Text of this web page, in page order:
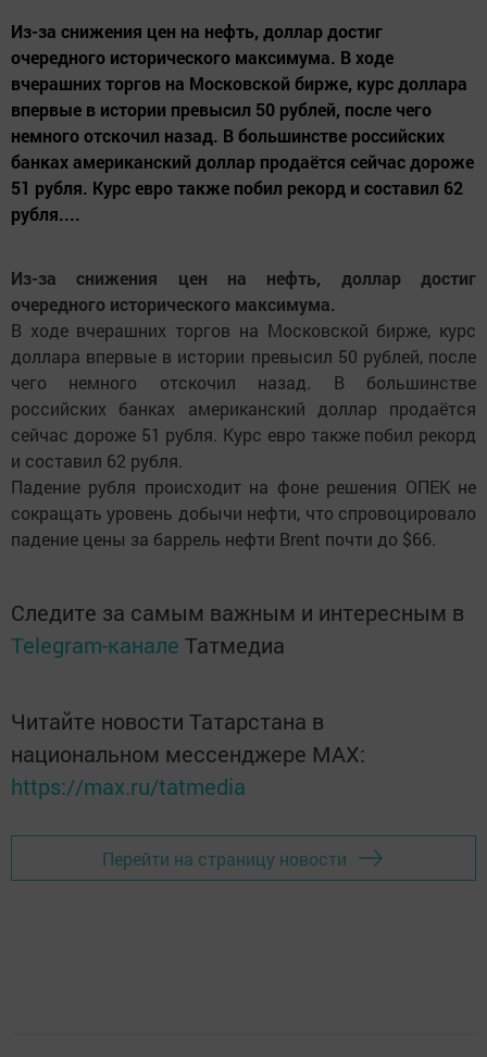
Из-за снижения цен на нефть, доллар достиг
очередного исторического максимума. В ходе
вчерашних торгов на Московской бирже, курс доллара
впервые в истории превысил 50 рублей, после чего
немного отскочил назад. В большинстве российских
банках американский доллар продаётся сейчас дороже
51 рубля. Курс евро также побил рекорд и составил 62
рубля....
Из-за снижения цен на нефть, доллар достиг
очередного исторического максимума.
В ходе вчерашних торгов на Московской бирже, курс
доллара впервые в истории превысил 50 рублей, после
чего немного отскочил назад. В большинстве
российских банках американский доллар продаётся
сейчас дороже 51 рубля. Курс евро также побил рекорд
и составил 62 рубля.
Падение рубля происходит на фоне решения ОПЕК не
сокращать уровень добычи нефти, что спровоцировало
падение цены за баррель нефти Brent почти до $66.
Следите за самым важным и интересным в
Telegram-канале Татмедиа
Читайте новости Татарстана в
национальном мессенджере MАХ:
https://max.ru/tatmedia
Перейти на страницу новости